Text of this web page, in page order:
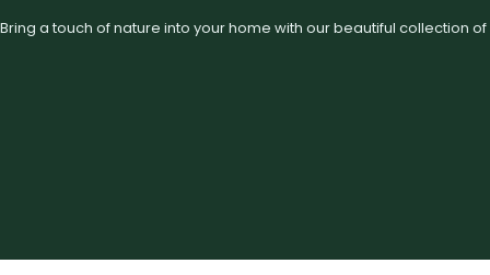
Bring a touch of nature into your home with our beautiful collection